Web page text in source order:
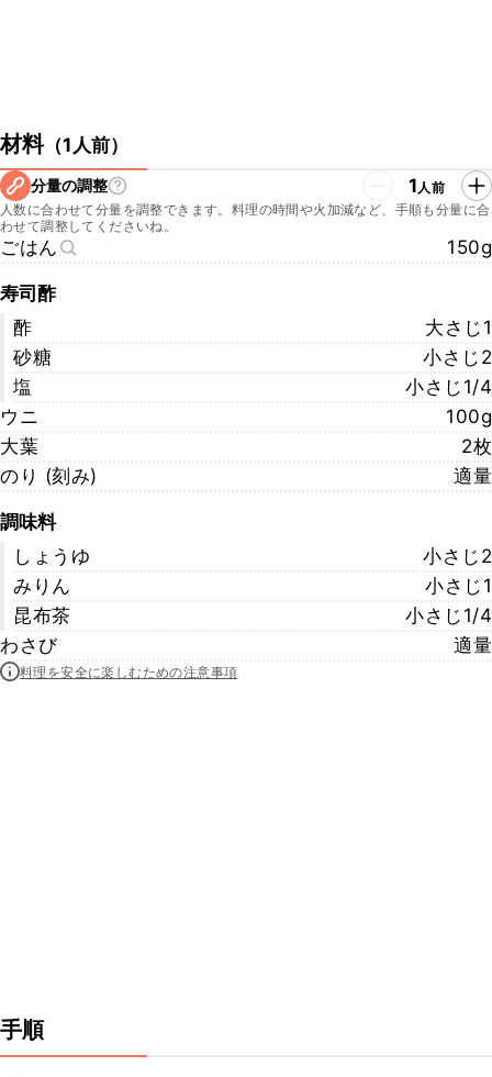
材料（1人前）
分量の調整 1人前
人数に合わせて分量を調整できます。料理の時間や火加減など、手順も分量に合
わせて調整してくださいね。
ごはん 150g
寿司酢
酢
大さじ1
砂糖
小さじ2
塩
小さじ1/4
ウニ
100g
大葉
2枚
のり (刻み)
適量
調味料
しょうゆ
小さじ2
みりん
小さじ1
昆布茶
小さじ1/4
わさび
適量
料理を安全に楽しむための注意事項
手順